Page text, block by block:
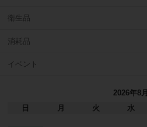
衛生品
消耗品
イベント
2026年8月
日
月 火 水